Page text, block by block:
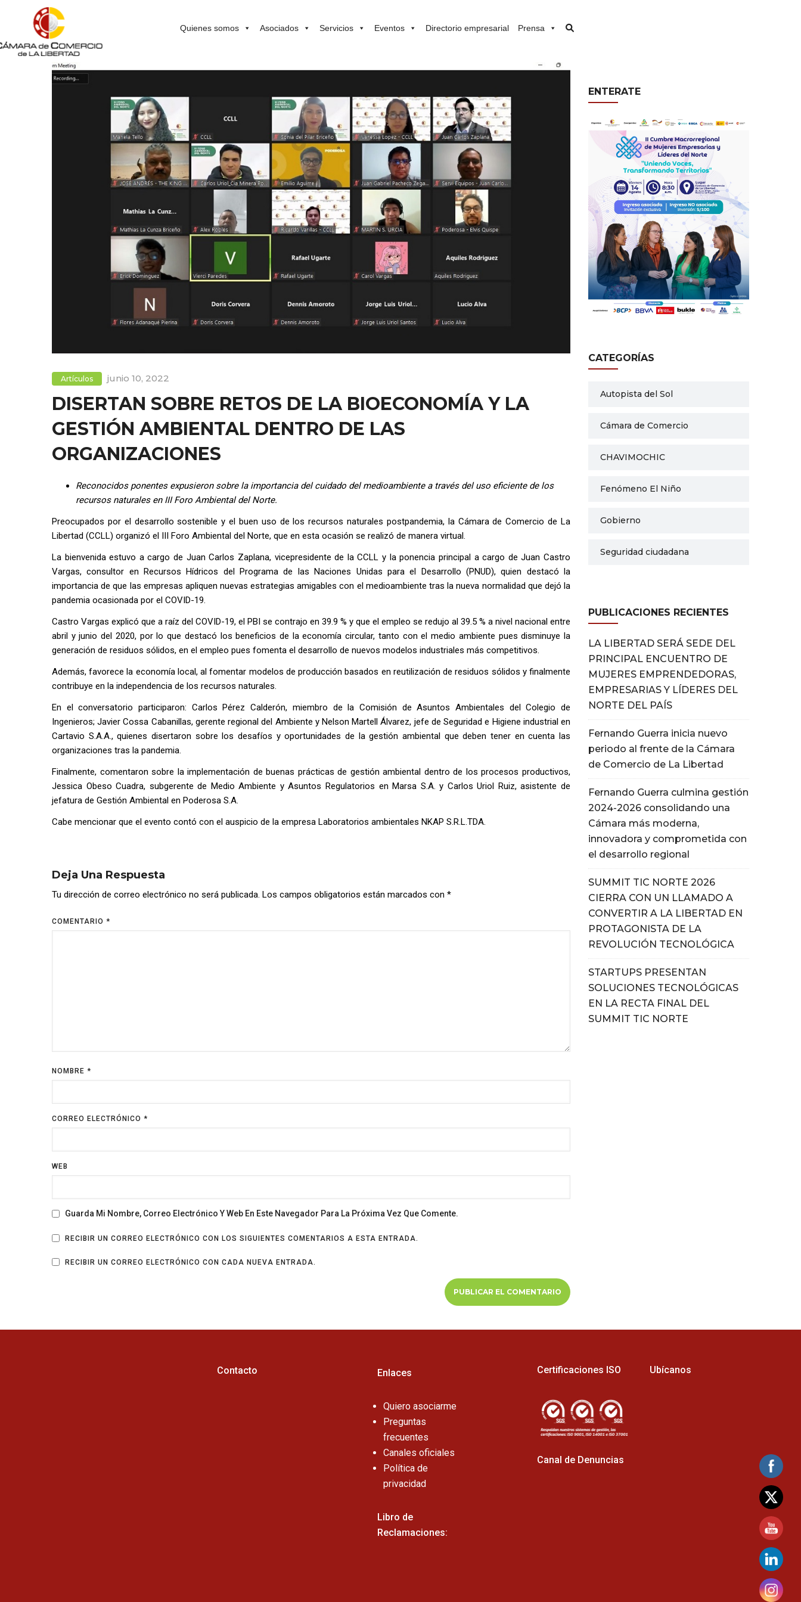
Quienes somos Asociados Servicios Eventos Directorio empresarial Prensa
Artículos junio 10, 2022
DISERTAN SOBRE RETOS DE LA BIOECONOMÍA Y LA
GESTIÓN AMBIENTAL DENTRO DE LAS
ORGANIZACIONES
Reconocidos ponentes expusieron sobre la importancia del cuidado del medioambiente a través del uso eficiente de los
recursos naturales en III Foro Ambiental del Norte.
Preocupados por el desarrollo sostenible y el buen uso de los recursos naturales postpandemia, la Cámara de Comercio de La
Libertad (CCLL) organizó el III Foro Ambiental del Norte, que en esta ocasión se realizó de manera virtual.
La bienvenida estuvo a cargo de Juan Carlos Zaplana, vicepresidente de la CCLL y la ponencia principal a cargo de Juan Castro
Vargas, consultor en Recursos Hídricos del Programa de las Naciones Unidas para el Desarrollo (PNUD), quien destacó la
importancia de que las empresas apliquen nuevas estrategias amigables con el medioambiente tras la nueva normalidad que dejó la
pandemia ocasionada por el COVID-19.
Castro Vargas explicó que a raíz del COVID-19, el PBI se contrajo en 39.9 % y que el empleo se redujo al 39.5 % a nivel nacional entre
abril y junio del 2020, por lo que destacó los beneficios de la economía circular, tanto con el medio ambiente pues disminuye la
generación de residuos sólidos, en el empleo pues fomenta el desarrollo de nuevos modelos industriales más competitivos.
Además, favorece la economía local, al fomentar modelos de producción basados en reutilización de residuos sólidos y finalmente
contribuye en la independencia de los recursos naturales.
En el conversatorio participaron: Carlos Pérez Calderón, miembro de la Comisión de Asuntos Ambientales del Colegio de
Ingenieros; Javier Cossa Cabanillas, gerente regional del Ambiente y Nelson Martell Álvarez, jefe de Seguridad e Higiene industrial en
Cartavio S.A.A., quienes disertaron sobre los desafíos y oportunidades de la gestión ambiental que deben tener en cuenta las
organizaciones tras la pandemia.
Finalmente, comentaron sobre la implementación de buenas prácticas de gestión ambiental dentro de los procesos productivos,
Jessica Obeso Cuadra, subgerente de Medio Ambiente y Asuntos Regulatorios en Marsa S.A. y Carlos Uriol Ruiz, asistente de
jefatura de Gestión Ambiental en Poderosa S.A.
Cabe mencionar que el evento contó con el auspicio de la empresa Laboratorios ambientales NKAP S.R.L.TDA.
Deja Una Respuesta
Tu dirección de correo electrónico no será publicada. Los campos obligatorios están marcados con *
COMENTARIO *
NOMBRE *
CORREO ELECTRÓNICO *
WEB
Guarda Mi Nombre, Correo Electrónico Y Web En Este Navegador Para La Próxima Vez Que Comente.
RECIBIR UN CORREO ELECTRÓNICO CON LOS SIGUIENTES COMENTARIOS A ESTA ENTRADA.
RECIBIR UN CORREO ELECTRÓNICO CON CADA NUEVA ENTRADA.
ENTERATE
CATEGORÍAS
Autopista del Sol
Cámara de Comercio
CHAVIMOCHIC
Fenómeno El Niño
Gobierno
Seguridad ciudadana
PUBLICACIONES RECIENTES
LA LIBERTAD SERÁ SEDE DEL
PRINCIPAL ENCUENTRO DE
MUJERES EMPRENDEDORAS,
EMPRESARIAS Y LÍDERES DEL
NORTE DEL PAÍS
Fernando Guerra inicia nuevo
periodo al frente de la Cámara
de Comercio de La Libertad
Fernando Guerra culmina gestión
2024-2026 consolidando una
Cámara más moderna,
innovadora y comprometida con
el desarrollo regional
SUMMIT TIC NORTE 2026
CIERRA CON UN LLAMADO A
CONVERTIR A LA LIBERTAD EN
PROTAGONISTA DE LA
REVOLUCIÓN TECNOLÓGICA
STARTUPS PRESENTAN
SOLUCIONES TECNOLÓGICAS
EN LA RECTA FINAL DEL
SUMMIT TIC NORTE
Contacto Enlaces
Quiero asociarme
Preguntas
frecuentes
Canales oficiales
Política de
privacidad
Libro de
Reclamaciones:
Certificaciones ISO
Canal de Denuncias
Ubícanos